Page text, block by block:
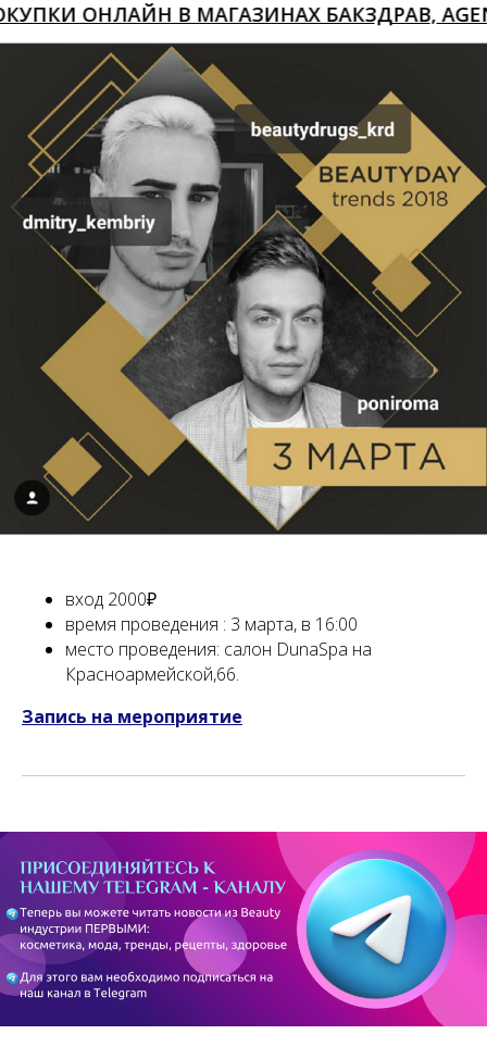
В МАГАЗИНАХ БАКЗДРАВ, AGENYZ,
вход 2000₽
время проведения : 3 марта, в 16:00
место проведения: салон DunaSpa на
Красноармейской,66.
Запись на мероприятие